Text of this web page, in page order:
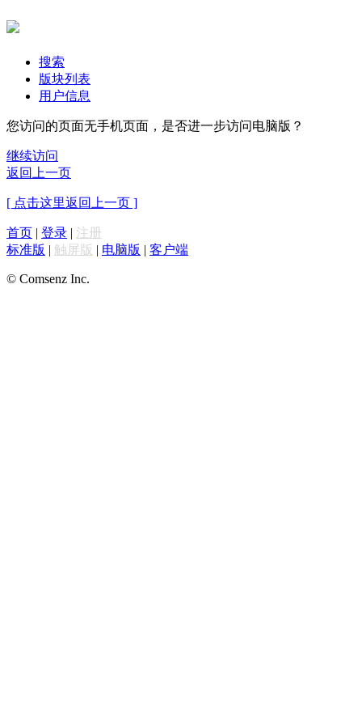
搜索
版块列表
用户信息
您访问的页面无手机页面，是否进一步访问电脑版？
继续访问
返回上一页
[ 点击这里返回上一页 ]
首页 | 登录 | 注册
标准版 | 触屏版 | 电脑版 | 客户端
© Comsenz Inc.